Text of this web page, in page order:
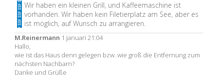
Wir haben ein kleinen Grill, und Kaffeemaschine ist
vorhanden. Wir haben kein Filetierplatz am See, aber es
ist möglich, auf Wunsch zu arrangieren.
M.Reinermann 1 januari 21:04
Hallo,
wie ist das Haus denn gelegen bzw. wie groß die Entfernung zum
nächsten Nachbarn?
Danke und Grüße